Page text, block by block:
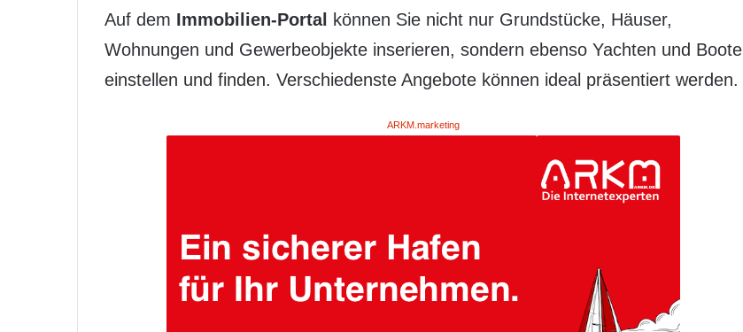
Auf dem Immobilien-Portal
können Sie nicht nur Grundstücke, Häuser,
Wohnungen und Gewerbeobjekte inserieren, sondern ebenso Yachten und Boote
einstellen und finden. Verschiedenste Angebote können ideal präsentiert werden.
ARKM.marketing